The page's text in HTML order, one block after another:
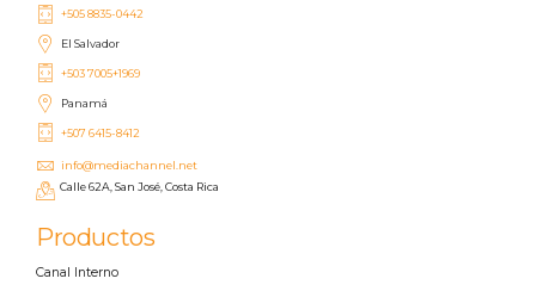
+505 8835-0442
El Salvador
+503 7005+1969
Panamá
+507 6415-8412
info@mediachannel.net
Calle 62A, San José, Costa Rica
Productos
Canal Interno